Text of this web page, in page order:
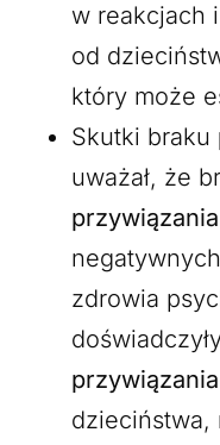
w reakcjach
od
który może
Skutki braku
uważał, że
przywiązania
zdrowia
przywiązania
dzieciństwa,